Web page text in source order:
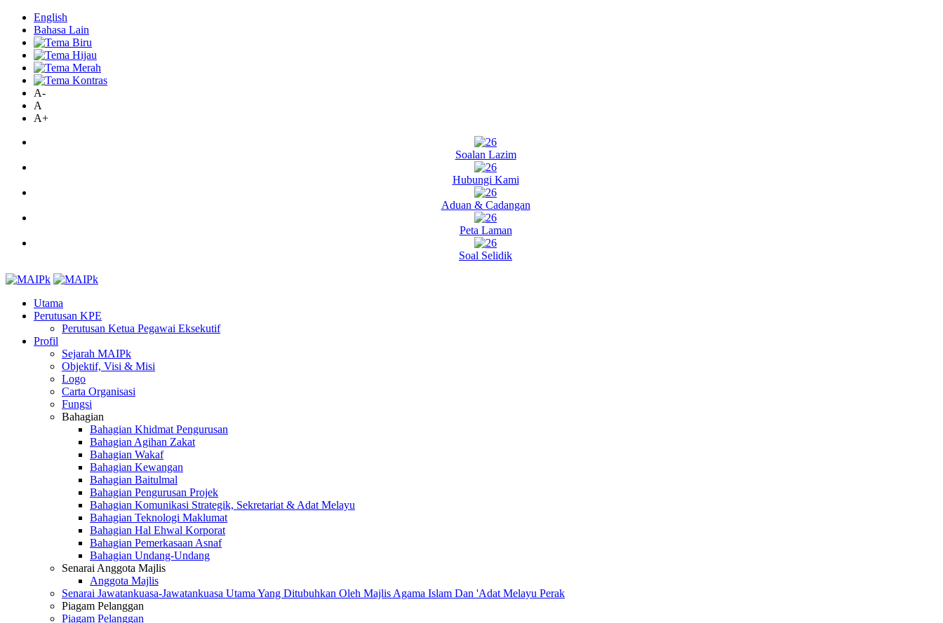
English
Bahasa Lain
A-
A
A+
Soalan Lazim
Hubungi Kami
Aduan & Cadangan
Peta Laman
Soal Selidik
Utama
Perutusan KPE
Perutusan Ketua Pegawai Eksekutif
Profil
Sejarah MAIPk
Objektif, Visi & Misi
Logo
Carta Organisasi
Fungsi
Bahagian
Bahagian Khidmat Pengurusan
Bahagian Agihan Zakat
Bahagian Wakaf
Bahagian Kewangan
Bahagian Baitulmal
Bahagian Pengurusan Projek
Bahagian Komunikasi Strategik, Sekretariat & Adat Melayu
Bahagian Teknologi Maklumat
Bahagian Hal Ehwal Korporat
Bahagian Pemerkasaan Asnaf
Bahagian Undang-Undang
Senarai Anggota Majlis
Anggota Majlis
Senarai Jawatankuasa-Jawatankuasa Utama Yang Ditubuhkan Oleh Majlis Agama Islam Dan 'Adat Melayu Perak
Piagam Pelanggan
Piagam Pelanggan